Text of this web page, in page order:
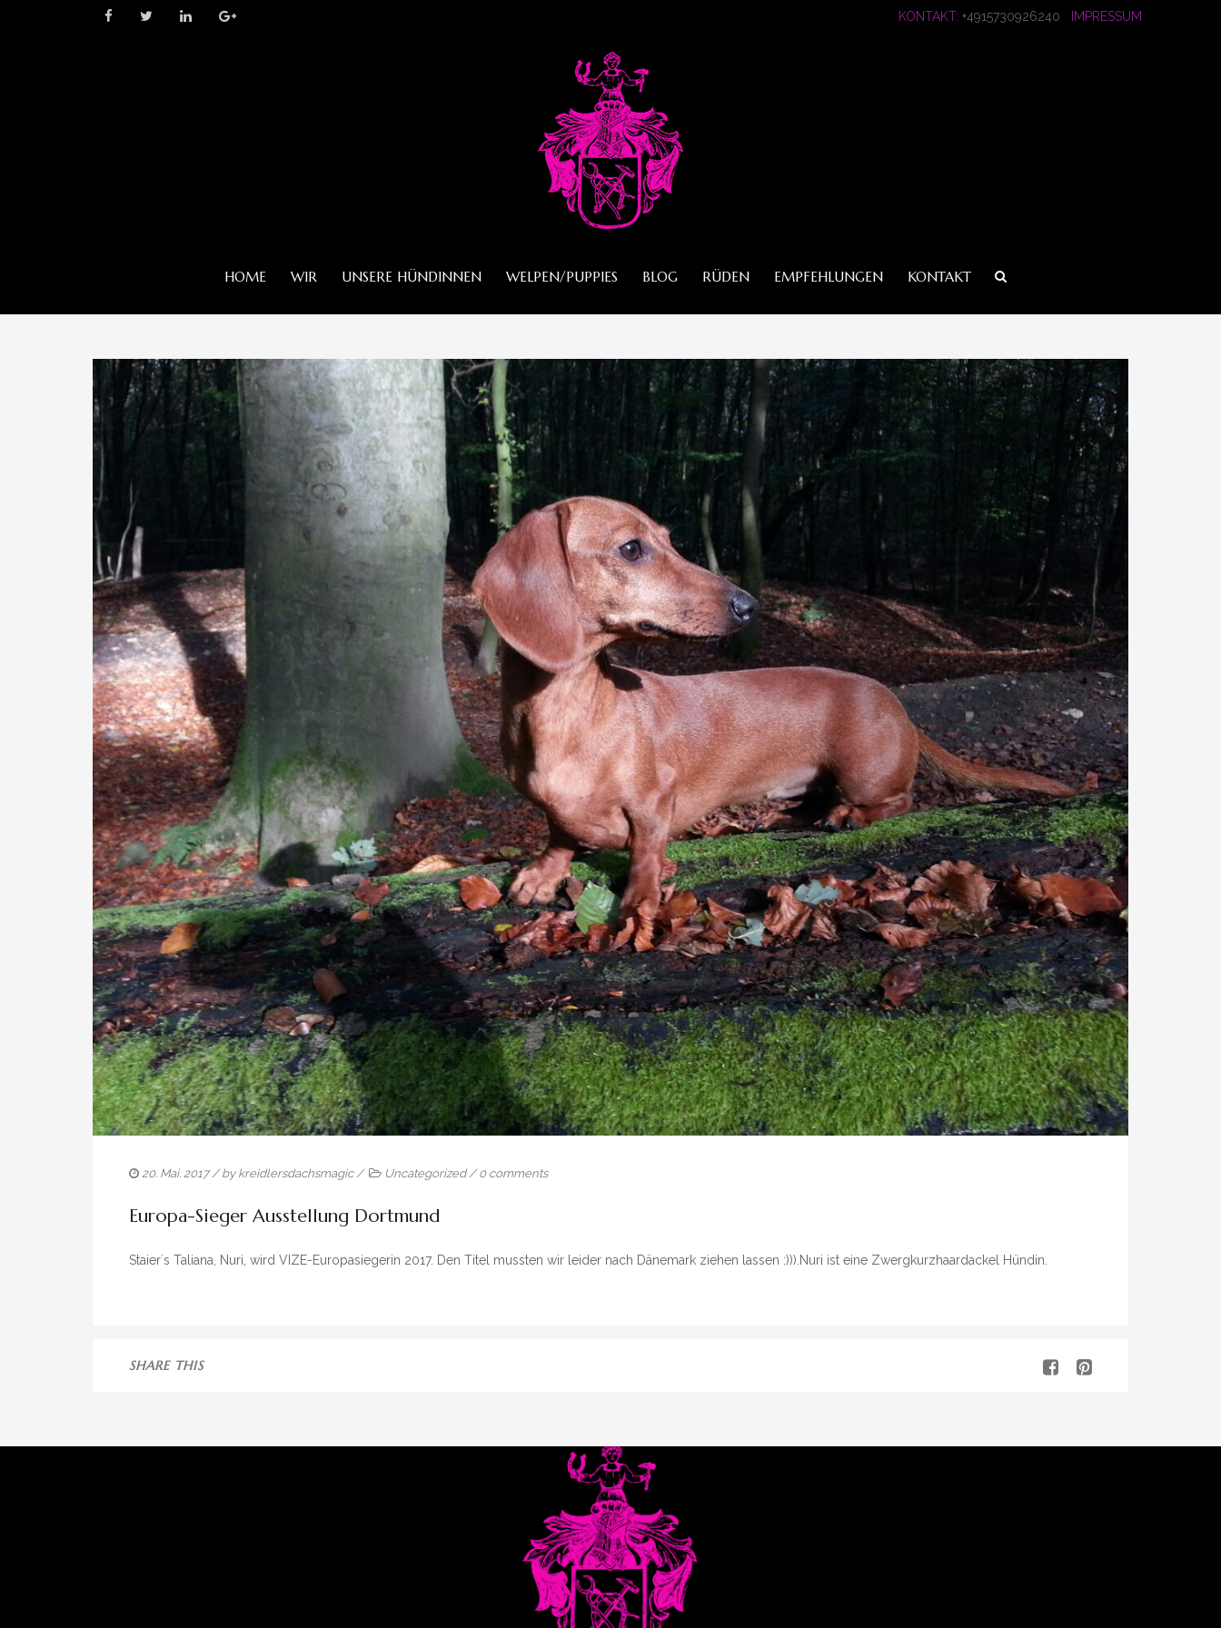
KONTAKT: +4915730926240 IMPRESSUM
HOME WIR UNSERE HÜNDINNEN WELPEN/PUPPIES BLOG RÜDEN EMPFEHLUNGEN KONTAKT
20. Mai. 2017/ by kreidlersdachsmagic/ Uncategorized/0 comments
Europa-Sieger Ausstellung Dortmund
Staier´s Taliana, Nuri, wird VIZE-Europasiegerin 2017. Den Titel mussten wir leider nach Dänemark ziehen lassen :))).Nuri ist eine Zwergkurzhaardackel Hündin.
SHARE THIS